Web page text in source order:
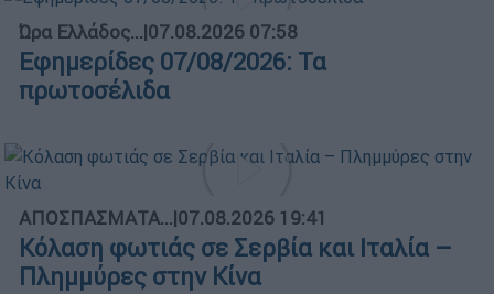
Ώρα Ελλάδος...|07.08.2026 07:58
Εφημερίδες 07/08/2026: Τα
πρωτοσέλιδα
ΑΠΟΣΠΑΣΜΑΤΑ...|07.08.2026 19:41
Κόλαση φωτιάς σε Σερβία και Ιταλία –
Πλημμύρες στην Κίνα